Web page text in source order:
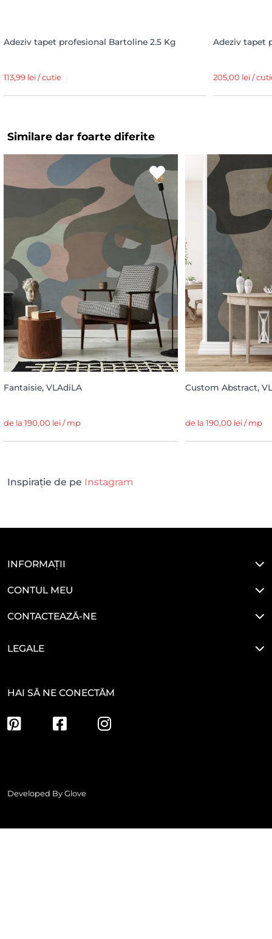
Adeziv tapet profesional Bartoline 2.5 Kg
113,99 lei / cutie
Adeziv tapet
205,00 lei /
Similare dar foarte diferite
Fantaisie, VLAdiLA
de la 190,00 lei / mp
Custom Abstract,
de la 190,00 lei / mp
Inspirație de pe Instagram
INFORMAȚII
CONTUL MEU
CONTACTEAZĂ-NE
LEGALE
HAI SĂ NE CONECTĂM
Developed By Glove